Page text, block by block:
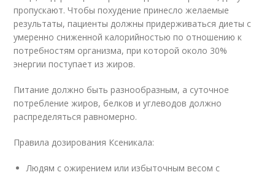
пропускают. Чтобы похудение принесло желаемые
результаты, пациенты должны придерживаться диеты с
умеренно сниженной калорийностью по отношению к
потребностям организма, при которой около 30%
энергии поступает из жиров.
Питание должно быть разнообразным, а суточное
потребление жиров, белков и углеводов должно
распределяться равномерно.
Правила дозирования Ксеникала:
Людям с ожирением или избыточным весом с